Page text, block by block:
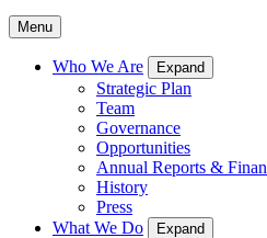
Menu
Who We Are Expand
Strategic Plan
Team
Governance
Opportunities
Annual Reports &
History
Press
What We Do
Expand